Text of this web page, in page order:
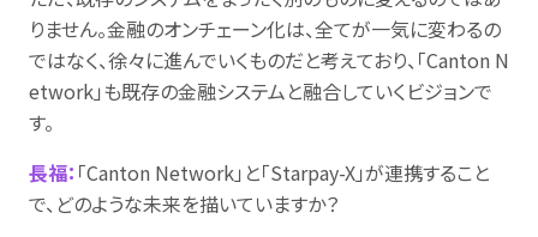
りません。金融のオンチェーン化は、全てが一気に変わるの
ではなく、徐々に進んでいくものだと考えており、「Canton N
etwork」も既存の金融システムと融合していくビジョンで
す。
長福： 「Canton Network」と「Starpay-X」が連携すること
で、どのような未来を描いていますか？